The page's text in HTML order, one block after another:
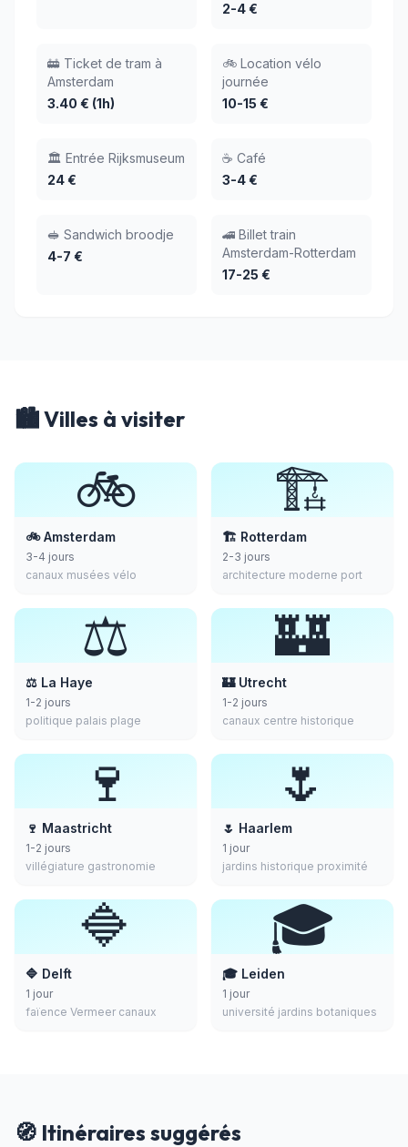
2-4 €
🚋 Ticket de tram à
Amsterdam
3.40 € (1h)
🚲 Location vélo
journée
10-15 €
🏛️ Entrée Rijksmuseum
24 €
☕ Café
3-4 €
🥪 Sandwich broodje
4-7 €
🚄 Billet train
Amsterdam-Rotterdam
17-25 €
🏙️ Villes à visiter
🚲
🚲 Amsterdam
3-4 jours
canaux musées vélo
🏗️
🏗️ Rotterdam
2-3 jours
architecture moderne port
⚖️
⚖️ La Haye
1-2 jours
politique palais plage
🏰
🏰 Utrecht
1-2 jours
canaux centre historique
🍷
🍷 Maastricht
1-2 jours
villégiature gastronomie
🌷
🌷 Haarlem
1 jour
jardins historique proximité
🔷
🔷 Delft
1 jour
faïence Vermeer canaux
🎓
🎓 Leiden
1 jour
université jardins botaniques
🧭 Itinéraires suggérés